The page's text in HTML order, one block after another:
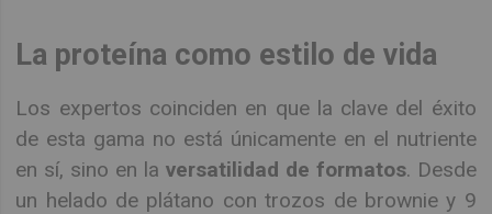
La proteína como estilo de vida
Los expertos coinciden en que la clave del éxito
de esta gama no está únicamente en el nutriente
en sí, sino en la versatilidad de formatos. Desde
un helado de plátano con trozos de brownie y 9